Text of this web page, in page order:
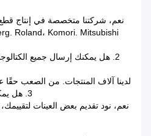
نعم، شركتنا متخصصة في إنتاج قطع
2. هل يمكنك إرسال جميع
لدينا آلاف المنتجات. من الصعب حقًا
3. هل يمكنك إرسال بعض العينات إلي؟
نعم، نود تقديم بعض العينات